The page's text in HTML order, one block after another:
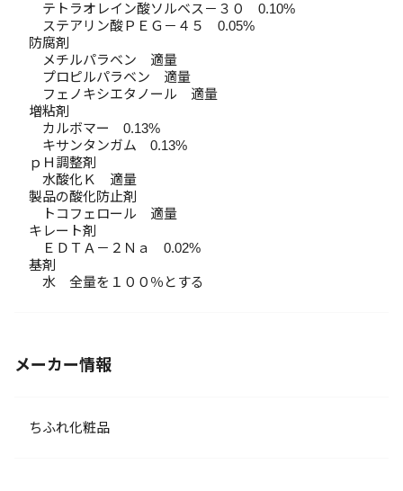
テトラオレイン酸ソルベス－３０ 0.10%
ステアリン酸ＰＥＧ－４５ 0.05%
防腐剤
メチルパラベン 適量
プロピルパラベン 適量
フェノキシエタノール 適量
増粘剤
カルボマー 0.13%
キサンタンガム 0.13%
ｐＨ調整剤
水酸化Ｋ 適量
製品の酸化防止剤
トコフェロール 適量
キレート剤
ＥＤＴＡ－２Ｎａ 0.02%
基剤
水 全量を１００％とする
メーカー情報
ちふれ化粧品